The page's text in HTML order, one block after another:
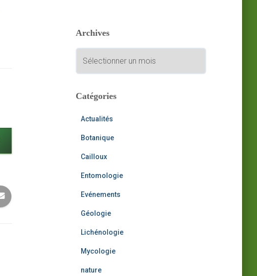
r
r
:
Archives
c
iCatégories
Actualités
Botanique
Cailloux
Entomologie
Evénements
Géologie
Lichénologie
Mycologie
nature